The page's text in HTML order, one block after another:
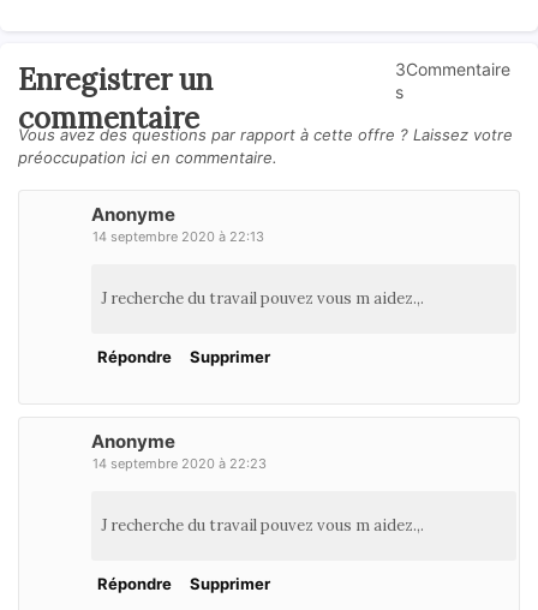
Enregistrer un
commentaire
3Commentaire
s
Vous avez des questions par rapport à cette offre ? Laissez votre
préoccupation ici en commentaire.
Anonyme
14 septembre 2020 à 22:13
J recherche du travail pouvez vous m aidez.,.
Répondre Supprimer
Anonyme
14 septembre 2020 à 22:23
J recherche du travail pouvez vous m aidez.,.
Répondre Supprimer